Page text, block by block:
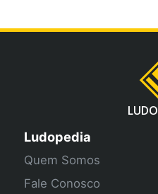
LUDO
Ludopedia
Quem Somos
Fale Conosco